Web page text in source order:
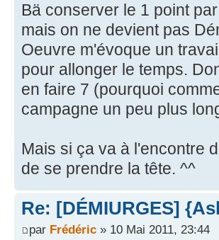
Bä conserver le 1 point
mais on ne devient pas
Oeuvre m'évoque un
pour allonger le temps.
en faire 7 (pourquoi
campagne un peu plus
Mais si ça va à l'encontre
de se prendre la tête. ^^
Re: [DÉMIURGES]
par Frédéric » 10 Mai 2011, 23:44